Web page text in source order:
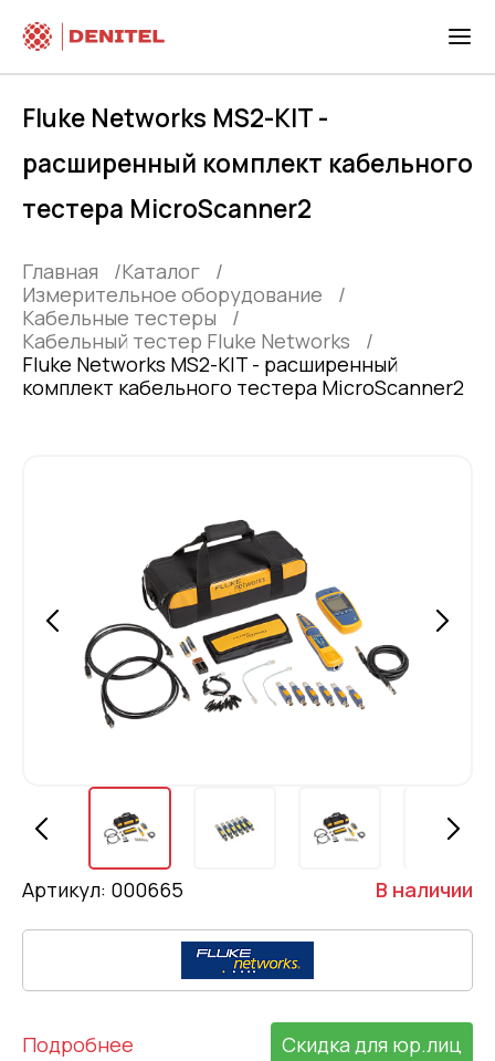
Fluke Networks MS2-KIT -
расширенный комплект кабельного
тестера MicroScanner2
Главная
Каталог
Измерительное оборудование
Кабельные тестеры
Кабельный тестер Fluke Networks
Fluke Networks MS2-KIT - расширенный
комплект кабельного тестера MicroScanner2
Артикул: 000665 В наличии
Подробнее Скидка для юр.лиц